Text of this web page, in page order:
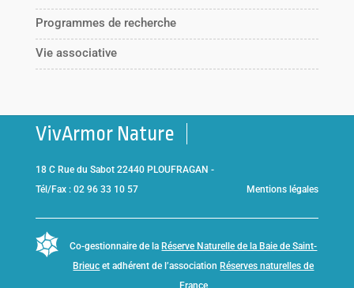
Programmes de recherche
Vie associative
VivArmor Nature
18 C Rue du Sabot 22440 PLOUFRAGAN -
Tél/Fax : 02 96 33 10 57
Mentions légales
Co-gestionnaire de la Réserve Naturelle de la Baie de Saint-
Brieuc et adhérent de l’association Réserves naturelles de